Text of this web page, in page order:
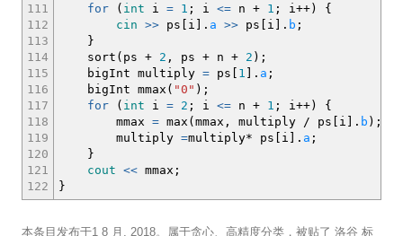
111
112
113
114
115
116
117
118
119
120
121
122
for
( int i = 1 ; i <= n + 1 ; i++)
{
cin >> ps i . a >> ps i . b ;
}
sort ( ps + 2 , ps + n + 2 ) ;
bigInt multiply = ps 1 . a ;
bigInt mmax ( "0" ) ;
for
( int i = 2 ; i <= n + 1 ; i++)
{
mmax = max ( mmax, multiply / ps i . b ) ;
multiply =multiply* ps i . a ;
}
cout << mmax ;
}
本条目发布于1 8 月, 2018。属于贪心、 高精度分类，被贴了 洛谷 标